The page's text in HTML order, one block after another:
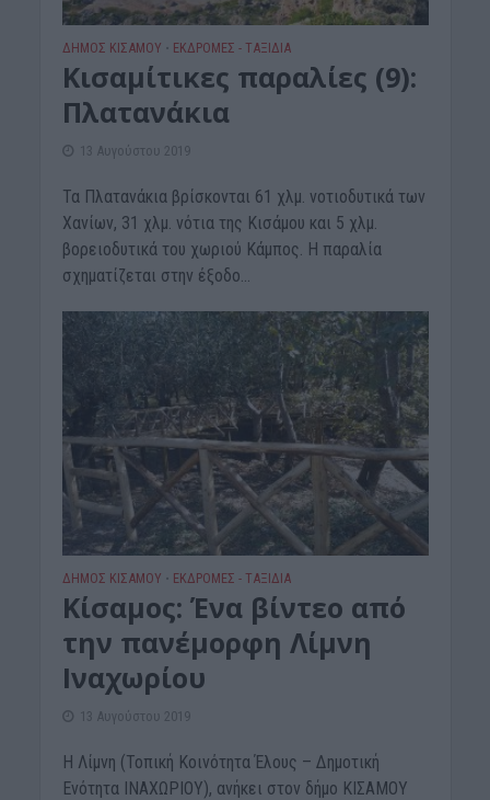
ΔΉΜΟΣ ΚΙΣΆΜΟΥ • ΕΚΔΡΟΜΈΣ - ΤΑΞΊΔΙΑ
Κισαμίτικες παραλίες (9):
Πλατανάκια
13 Αυγούστου 2019
Τα Πλατανάκια βρίσκονται 61 χλμ. νοτιοδυτικά των
Χανίων, 31 χλμ. νότια της Κισάμου και 5 χλμ.
βορειοδυτικά του χωριού Κάμπος. Η παραλία
σχηματίζεται στην έξοδο...
ΔΉΜΟΣ ΚΙΣΆΜΟΥ • ΕΚΔΡΟΜΈΣ - ΤΑΞΊΔΙΑ
Κίσαμος: Ένα βίντεο από
την πανέμορφη Λίμνη
Ιναχωρίου
13 Αυγούστου 2019
Η Λίμνη (Τοπική Κοινότητα Έλους – Δημοτική
Ενότητα ΙΝΑΧΩΡΙΟΥ), ανήκει στον δήμο ΚΙΣΑΜΟΥ